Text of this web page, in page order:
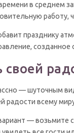
в среднем
работу,
празднику
своей
— шуточным
радости всему
— возьмите